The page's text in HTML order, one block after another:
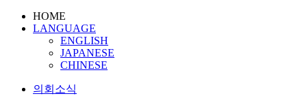
HOME
LANGUAGE
ENGLISH
JAPANESE
CHINESE
의회소식